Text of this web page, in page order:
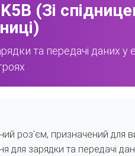
(Зі
та передачі даних у
роз'єм, призначений для
для зарядки та передачі